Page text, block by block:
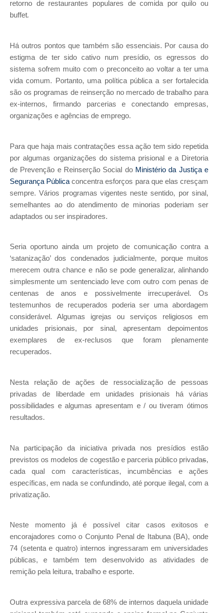
retorno de restaurantes populares de comida por quilo ou
buffet.
Há outros pontos que também são essenciais. Por causa do
estigma de ter sido cativo num presídio, os egressos do
sistema sofrem muito com o preconceito ao voltar a ter uma
vida comum. Portanto, uma política pública a ser fortalecida
são os programas de reinserção no mercado de trabalho para
ex-internos, firmando parcerias e conectando empresas,
organizações e agências de emprego.
Para que haja mais contratações essa ação tem sido repetida
por algumas organizações do sistema prisional e a Diretoria
de Prevenção e Reinserção Social do Ministério da Justiça e
Segurança Pública concentra esforços para que elas cresçam
sempre. Vários programas vigentes neste sentido, por sinal,
semelhantes ao do atendimento de minorias poderiam ser
adaptados ou ser inspiradores.
Seria oportuno ainda um projeto de comunicação contra a
‘satanização’ dos condenados judicialmente, porque muitos
merecem outra chance e não se pode generalizar, alinhando
simplesmente um sentenciado leve com outro com penas de
centenas de anos e possivelmente irrecuperável. Os
testemunhos de recuperados poderia ser uma abordagem
considerável. Algumas igrejas ou serviços religiosos em
unidades prisionais, por sinal, apresentam depoimentos
exemplares de ex-reclusos que foram plenamente
recuperados.
Nesta relação de ações de ressocialização de pessoas
privadas de liberdade em unidades prisionais há várias
possibilidades e algumas apresentam e / ou tiveram ótimos
resultados.
Na participação da iniciativa privada nos presídios estão
previstos os modelos de cogestão e parceria público privadas,
cada qual com características, incumbências e ações
específicas, em nada se confundindo, até porque ilegal, com a
privatização.
Neste momento já é possível citar casos exitosos e
encorajadores como o Conjunto Penal de Itabuna (BA), onde
74 (setenta e quatro) internos ingressaram em universidades
públicas, e também tem desenvolvido as atividades de
remição pela leitura, trabalho e esporte.
Outra expressiva parcela de 68% de internos daquela unidade